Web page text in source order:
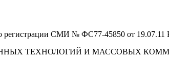
регистрации СМИ № ФС77-45850 от
ТЕХНОЛОГИЙ И МАССОВЫХ